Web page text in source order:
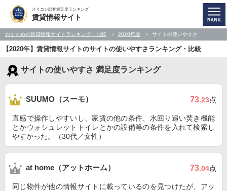
オリコン顧客満足度ランキング
賃貸情報サイト
おすすめの賃貸情報サイトランキング・比較 2020年版 サイトの使いやすさ
【2020年】賃貸情報サイトのサイトの使いやすさランキング・比較
サイトの使いやすさ 満足度ランキング
SUUMO（スーモ） 73.23点
直感で操作しやすいし、家賃の他の条件、水回り追い焚き機能
とかウォシュレットトイレとかの設備等の条件を入れて検索し
やすかった。（30代／女性）
at home（アットホーム） 73.04点
同じ物件が他の情報サイトに載っているのを見つけたが、アッ